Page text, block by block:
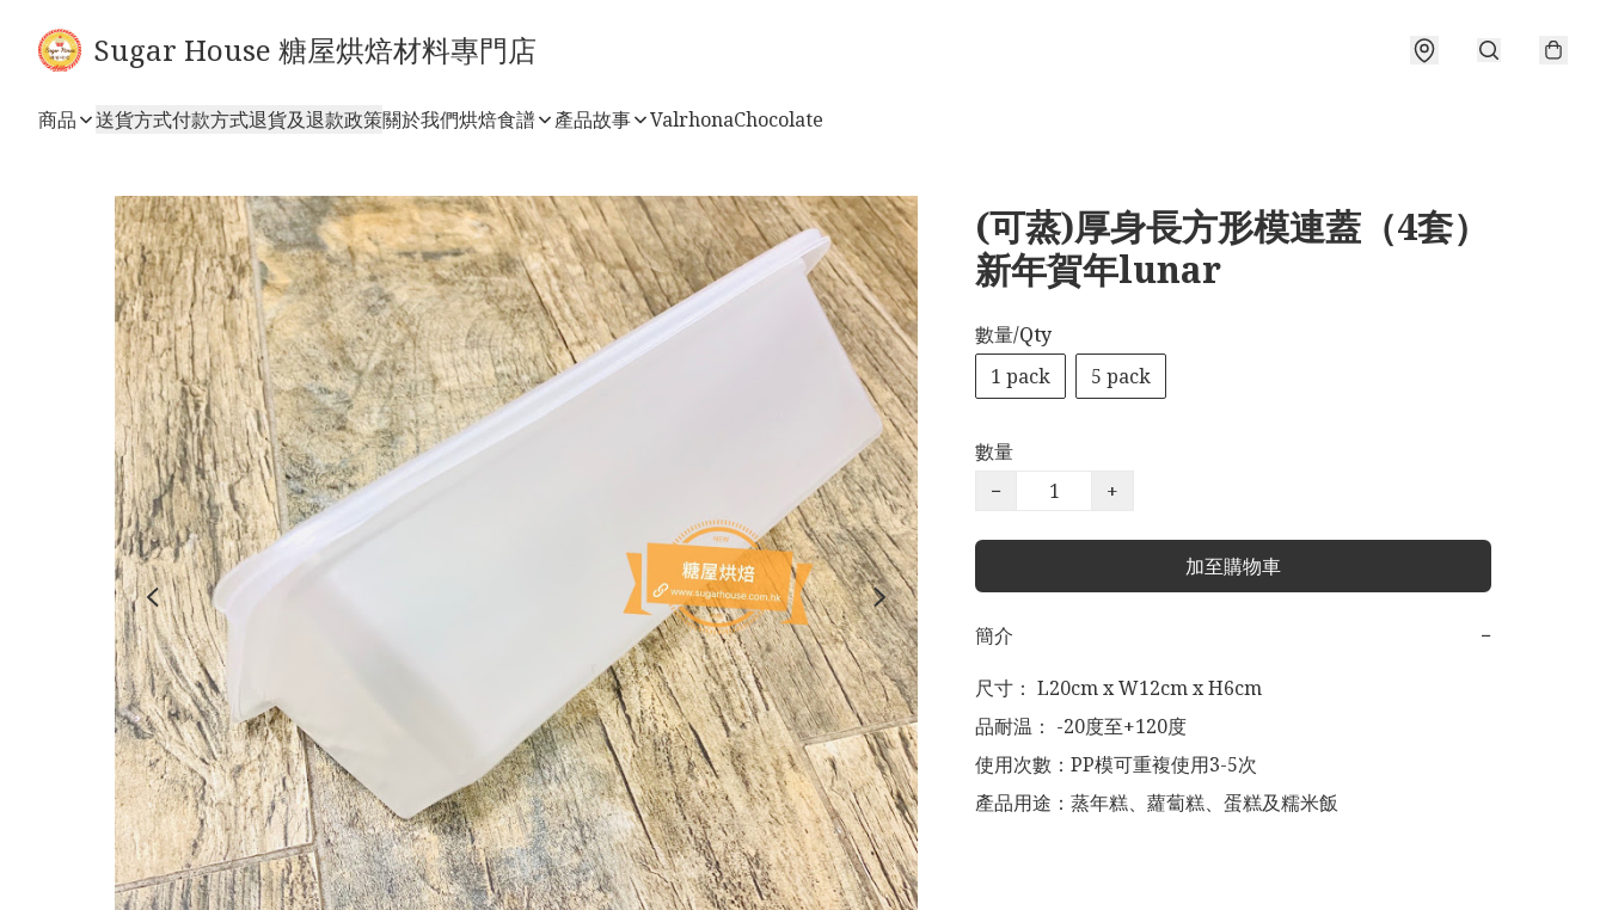
Sugar House 糖屋烘焙材料專門店
商品 送貨方式付款方式退貨及退款政策關於我們烘焙食譜 產品故事 ValrhonaChocolate
(可蒸)厚身長方形模連蓋（4套）
新年賀年lunar
數量/Qty
1 pack
5 pack
數量
−
+
加至購物車
簡介
−
尺寸： L20cm x W12cm x H6cm
品耐温： -20度至+120度
使用次數：PP模可重複使用3-5次
產品用途：蒸年糕、蘿蔔糕、蛋糕及糯米飯